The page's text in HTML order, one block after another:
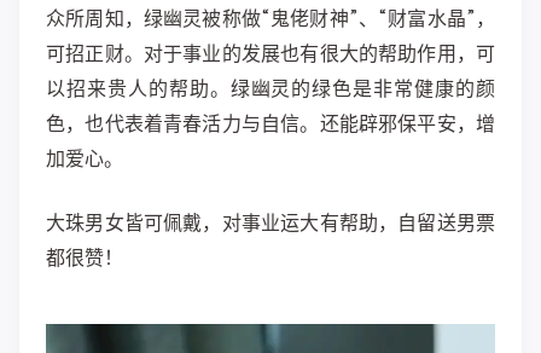
众所周知，绿幽灵被称做“鬼佬财神”、“财富水晶”，
可招正财。对于事业的发展也有很大的帮助作用，可
以招来贵人的帮助。绿幽灵的绿色是非常健康的颜
色，也代表着青春活力与自信。还能辟邪保平安，增
加爱心。
大珠男女皆可佩戴，对事业运大有帮助，自留送男票
都很赞！